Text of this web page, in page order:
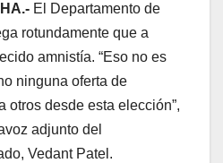
El Departamento de
rotundamente que a
amnistía. “Eso no es
ninguna oferta de
otros desde esta elección”,
adjunto del
Vedant Patel.